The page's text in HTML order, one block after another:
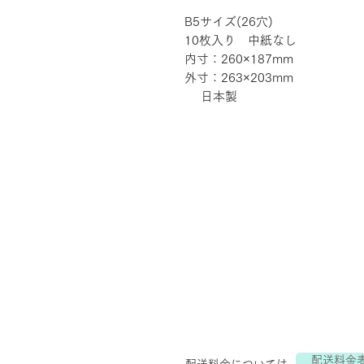
B5サイズ(26穴)
10枚入り 中紙なし
内寸：260×187mm
外寸：263×203mm
日本製
配送料金